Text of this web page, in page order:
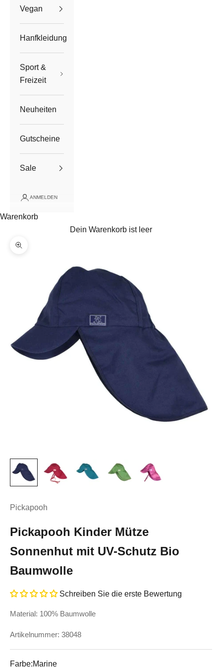
Vegan
Hanfkleidung
Sport &
Freizeit
Neuheiten
Gutscheine
Sale
ANMELDEN
Warenkorb
Dein Warenkorb ist leer
Bild vergrößern
Pickapooh
Pickapooh Kinder Mütze
Sonnenhut mit UV-Schutz Bio
Baumwolle
Schreiben Sie die erste Bewertung
Material: 100% Baumwolle
Artikelnummer: 38048
Farbe:Marine